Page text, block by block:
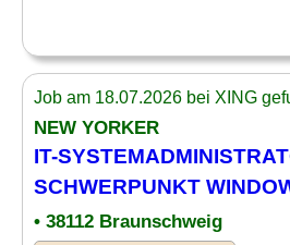
Job am 18.07.2026 bei XING
NEW YORKER
IT-
SCHWERPUNKT
• 38112 Braunschweig